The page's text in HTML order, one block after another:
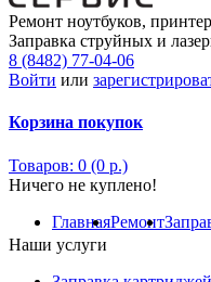
Ремонт ноутбуков,
Заправка струйных и
8 (8482) 77-04-06
Войти или
Корзина покупок
Товаров: 0 (0 р.)
Ничего не куплено!
ГлавнаяРемонт
Наши услуги